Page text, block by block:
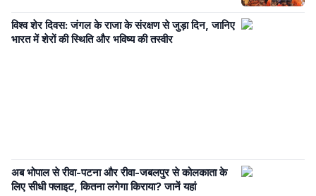
विश्व शेर दिवस: जंगल के राजा के संरक्षण से जुड़ा दिन, जानिए
भारत में शेरों की स्थिति और भविष्य की तस्वीर
अब भोपाल से रीवा-पटना और रीवा-जबलपुर से कोलकाता के
लिए सीधी फ्लाइट, कितना लगेगा किराया? जानें यहां